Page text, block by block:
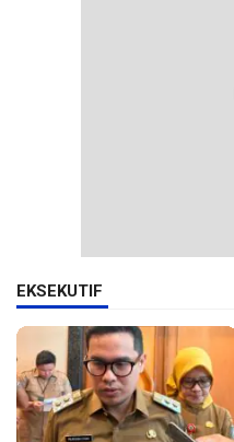
EKSEKUTIF